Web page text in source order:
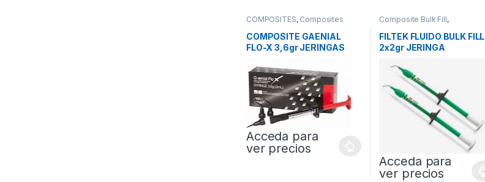
COMPOSITES, Composites
COMPOSITE GAENIAL
FLO-X 3,6gr JERINGAS
Acceda para
ver precios
Composite Bulk Fill,
COMPOSITES
Fluidos
FILTEK FLUIDO BULK FILL
2x2gr JERINGA
Acceda para
ver precios